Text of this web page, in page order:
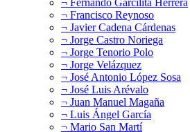
¬ Francisco Reynoso
¬ Javier Cadena Cárdenas
¬ Jorge Castro Noriega
¬ Jorge Tenorio Polo
¬ Jorge Velázquez
¬ José Antonio López Sosa
¬ José Luis Arévalo
¬ Juan Manuel Magaña
¬ Luis Ángel García
¬ Mario San Martí